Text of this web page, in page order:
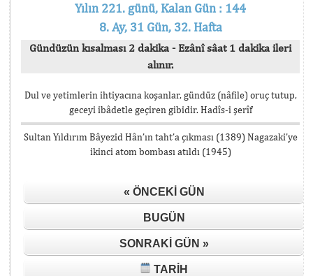
Yılın 221. günü, Kalan Gün : 144
8. Ay, 31 Gün, 32. Hafta
Gündüzün kısalması 2 dakika - Ezânî sâat 1 dakika ileri
alınır.
Dul ve yetimlerin ihtiyacına koşanlar, gündüz (nâfile) oruç tutup,
geceyi ibâdetle geçiren gibidir. Hadîs-i şerîf
Sultan Yıldırım Bâyezid Hân’ın taht’a çıkması (1389) Nagazaki’ye
ikinci atom bombası atıldı (1945)
« ÖNCEKI GÜN
BUGÜN
SONRAKI GÜN »
TARIH